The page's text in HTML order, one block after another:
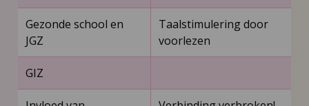
Gezonde school en
JGZ
Taalstimulering door
voorlezen
GIZ